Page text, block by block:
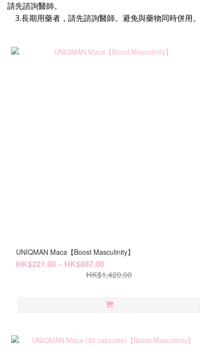
請先諮詢醫師。
3.長期用藥者，請先諮詢醫師。避免與藥物同時併用。
UNIQMAN Maca【Boost Masculinity】
HK$221.00 ~ HK$887.00
HK$1,420.00